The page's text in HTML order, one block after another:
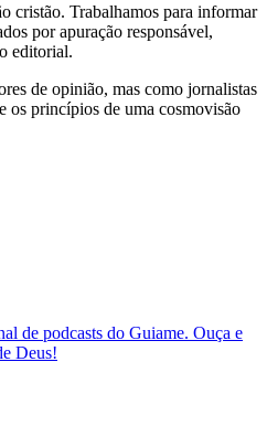
cristão. Trabalhamos para informar
por apuração responsável,
editorial.
de opinião, mas como jornalistas
os princípios de uma cosmovisão
de podcasts do Guiame. Ouça e
Deus!